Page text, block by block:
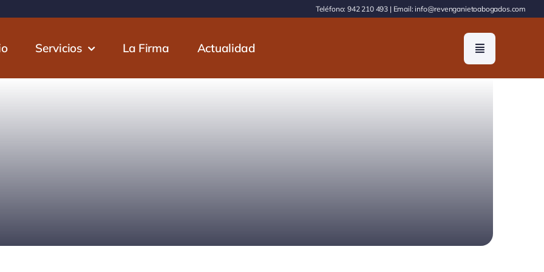
Teléfono:942 210 493 | Email: info@revenganietoabogados.com
Servicios La Firma Actualidad